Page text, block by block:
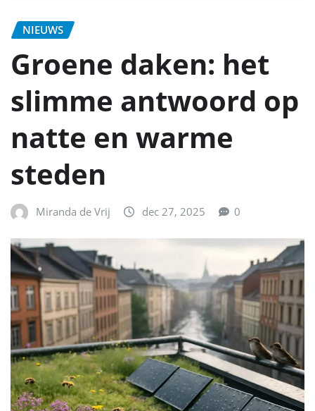
NIEUWS
Groene daken: het
slimme antwoord op
natte en warme
steden
Miranda de Vrij dec 27, 2025 0